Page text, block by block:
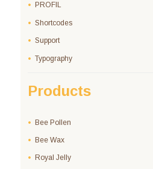
PROFIL
Shortcodes
Support
Typography
Products
Bee Pollen
Bee Wax
Royal Jelly